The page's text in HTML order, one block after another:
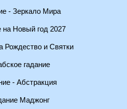
- Зеркало Мира
на Новый год 2027
Рождество и Святки
гадание
- Абстракция
Маджонг